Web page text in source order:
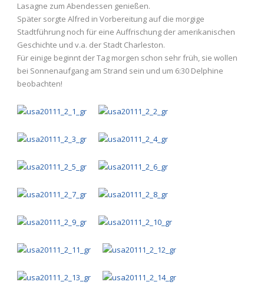
Lasagne zum Abendessen genießen.
Später sorgte Alfred in Vorbereitung auf die morgige
Stadtführung noch für eine Auffrischung der amerikanischen
Geschichte und v.a. der Stadt Charleston.
Für einige beginnt der Tag morgen schon sehr früh, sie wollen
bei Sonnenaufgang am Strand sein und um 6:30 Delphine
beobachten!